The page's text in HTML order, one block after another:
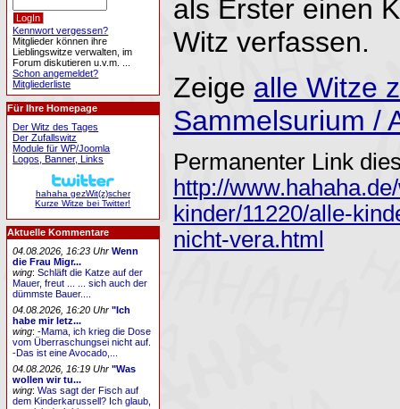
als Erster einen
Witz verfassen.
Zeige alle Witze
Sammelsurium /
Permanenter Link
http://
kinder/11220/alle-
nicht-vera.html
Kennwort vergessen?
Mitglieder können ihre
Lieblingswitze verwalten, im
Forum diskutieren u.v.m. ...
Schon angemeldet?
Mitgliederliste
Für Ihre Homepage
Der Witz des Tages
Der Zufallswitz
Module für WP/Joomla
Logos, Banner, Links
hahaha gezWit(z)scher
Kurze Witze bei Twitter!
Aktuelle Kommentare
04.08.2026, 16:23 Uhr Wenn
die Frau Migr...
wing:Schläft die Katze auf der
Mauer, freut ... ... sich auch der
dümmste Bauer....
04.08.2026, 16:20 Uhr "Ich
habe mir letz...
wing:-Mama, ich krieg die Dose
vom Überraschungsei nicht auf.
-Das ist eine Avocado,...
04.08.2026, 16:19 Uhr "Was
wollen wir tu...
wing:Was sagt der Fisch auf
dem Kinderkarussell? Ich glaub,